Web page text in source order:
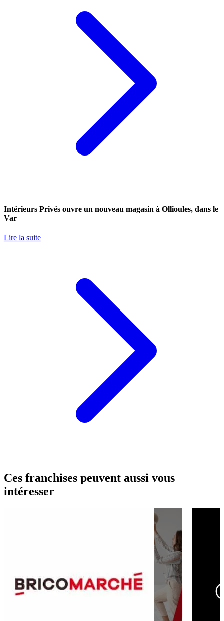
Intérieurs Privés ouvre un nouveau magasin à Ollioules, dans le
Var
Lire la suite
Ces franchises peuvent aussi vous
intéresser